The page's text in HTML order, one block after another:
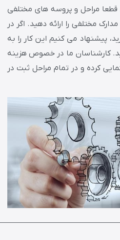
مراحل و پروسه های مختلفی
مختلفی را ارائه دهید. اگر در
پیشنهاد می کنیم این کار را به
کارشناسان ما در خصوص هزینه
کرده و در تمام مراحل ثبت در